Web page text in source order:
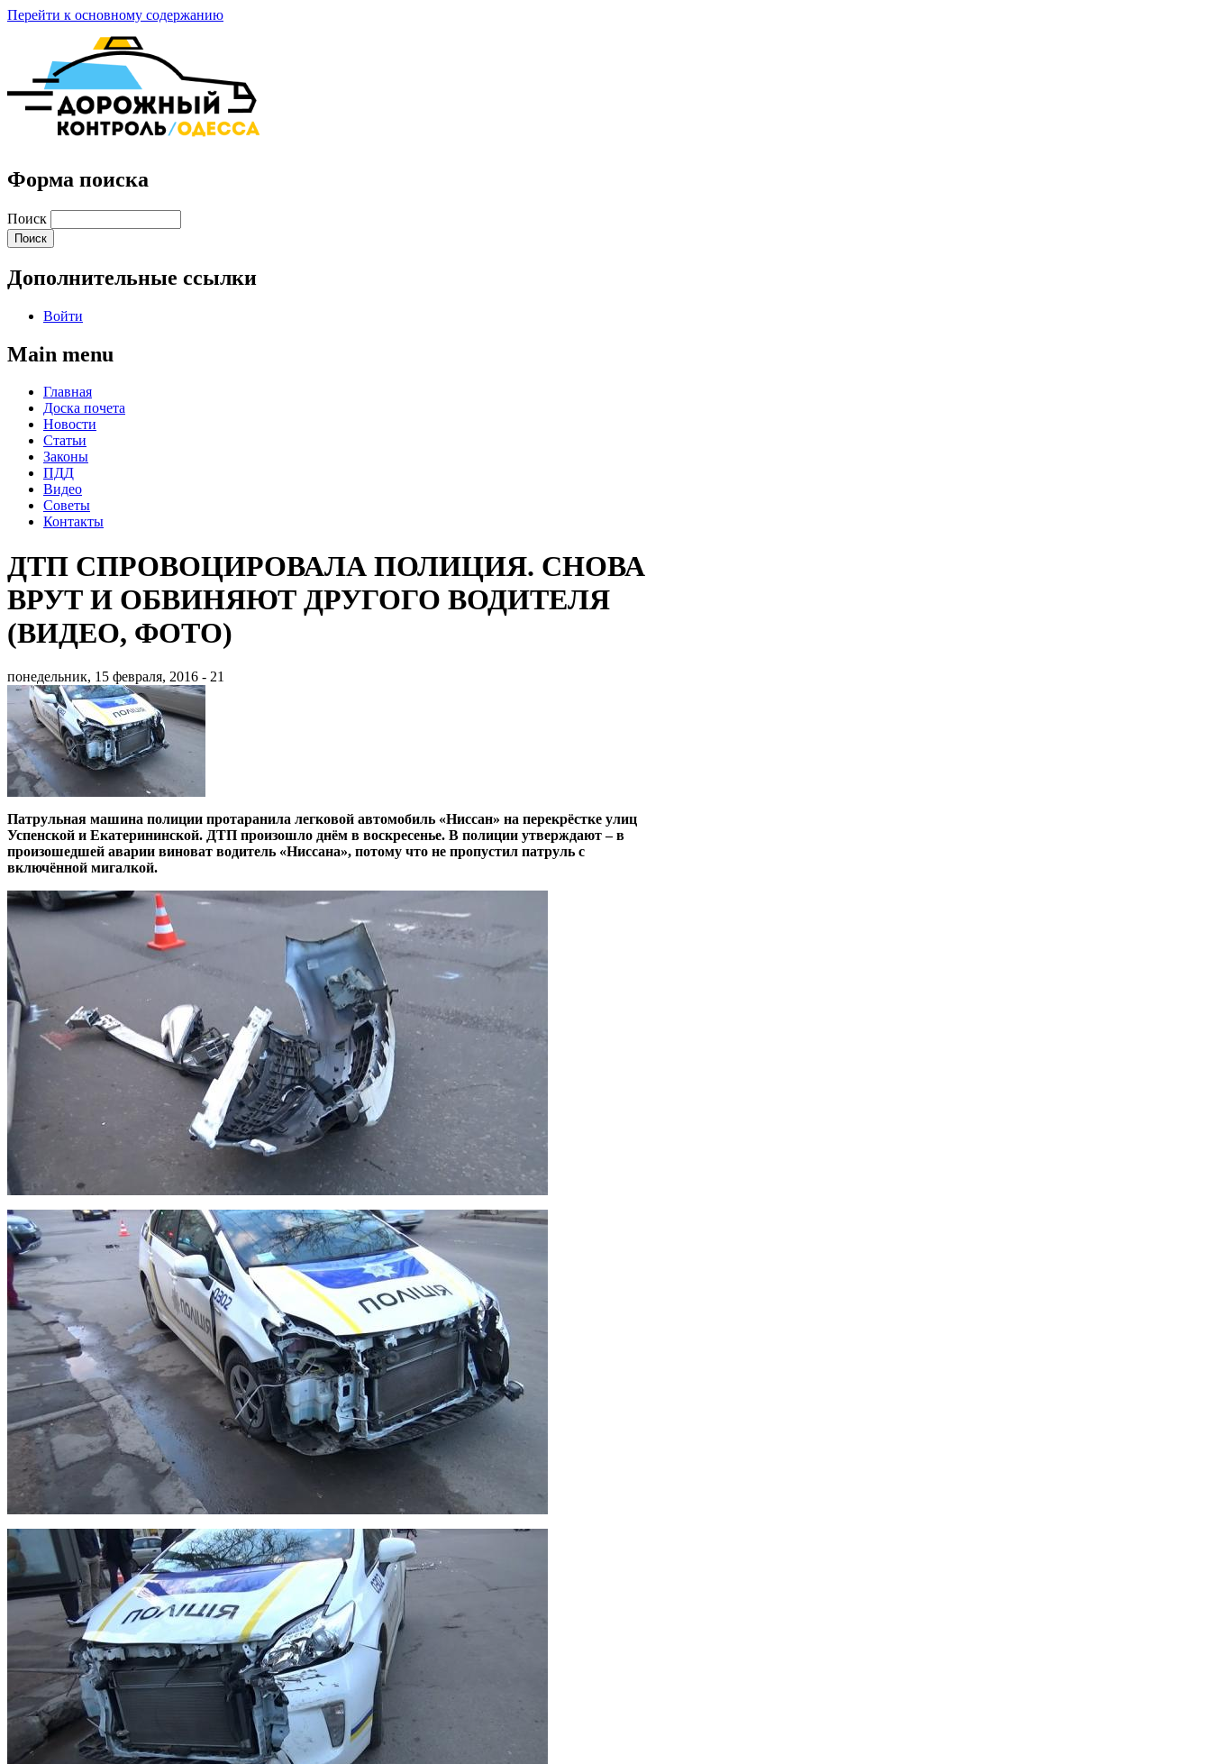
Перейти к основному содержанию
Форма поиска
Поиск
Дополнительные ссылки
Войти
Main menu
Главная
Доска почета
Новости
Статьи
Законы
ПДД
Видео
Советы
Контакты
ДТП СПРОВОЦИРОВАЛА ПОЛИЦИЯ. СНОВА
ВРУТ И ОБВИНЯЮТ ДРУГОГО ВОДИТЕЛЯ
(ВИДЕО, ФОТО)
понедельник, 15 февраля, 2016 - 21
Патрульная машина полиции протаранила легковой автомобиль «Ниссан» на перекрёстке улиц
Успенской и Екатерининской. ДТП произошло днём в воскресенье. В полиции утверждают – в
произошедшей аварии виноват водитель «Ниссана», потому что не пропустил патруль с
включённой мигалкой.